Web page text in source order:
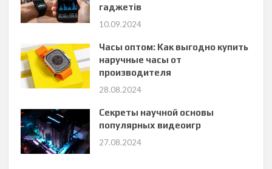
гаджетів
10.09.2024
Часы оптом: Как выгодно купить
наручные часы от
производителя
28.08.2024
Секреты научной основы
популярных видеоигр
27.08.2024